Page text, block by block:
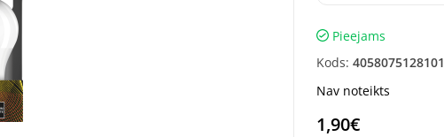
Pieejams
Kods: 4058075128101
Nav noteikts
1,90€